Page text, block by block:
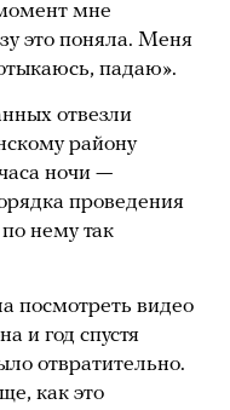
мне
это поняла. Меня
падаю».
отвезли
району
ночи —
проведения
нему так
посмотреть видео
и год спустя
отвратительно.
как это